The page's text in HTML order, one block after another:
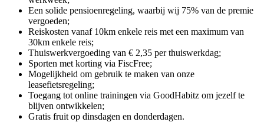
Een solide pensioenregeling, waarbij wij 75% van de premie
vergoeden;
Reiskosten vanaf 10km enkele reis met een maximum van
30km enkele reis;
Thuiswerkvergoeding van € 2,35 per thuiswerkdag;
Sporten met korting via FiscFree;
Mogelijkheid om gebruik te maken van onze
leasefietsregeling;
Toegang tot online trainingen via GoodHabitz om jezelf te
blijven ontwikkelen;
Gratis fruit op dinsdagen en donderdagen.